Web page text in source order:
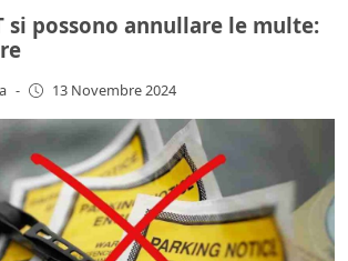
si possono annullare le multe:
- 13 Novembre 2024